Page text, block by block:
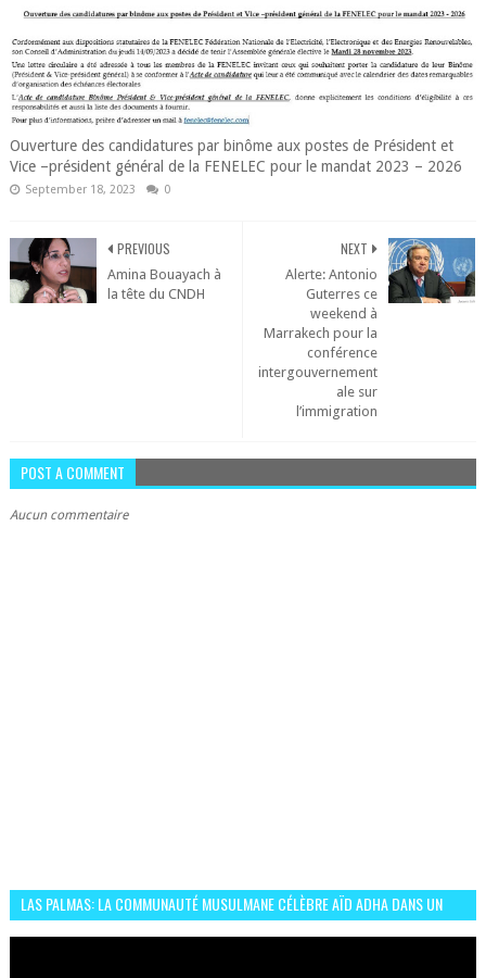
Ouverture des candidatures par binôme aux postes de Président et
Vice –président général de la FENELEC pour le mandat 2023 – 2026
September 18, 2023 0
NEXT
Alerte: Antonio
Guterres ce
weekend à
Marrakech pour la
conférence
intergouvernement
ale sur
l’immigration
PREVIOUS
Amina Bouayach à
la tête du CNDH
POST A COMMENT
Aucun commentaire
LAS PALMAS: LA COMMUNAUTÉ MUSULMANE CÉLÈBRE AÏD ADHA DANS UN